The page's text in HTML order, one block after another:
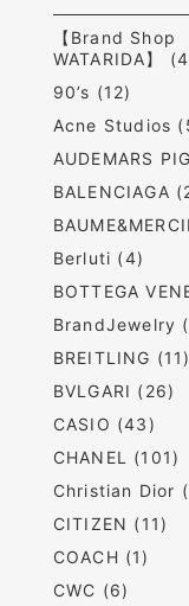
【Brand Shop
WATARIDA】
90’s (12)
Acne Studios
AUDEMARS
BALENCIAGA
Berluti (4)
BOTTEGA
BrandJewelry
BREITLING (11)
BVLGARI (26)
CASIO (43)
CHANEL (101)
Christian Dior
CITIZEN (11)
COACH (1)
CWC (6)